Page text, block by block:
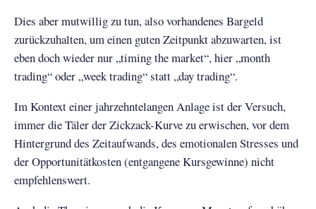
Dies aber mutwillig zu tun, also vorhandenes Bargeld
zurückzuhalten, um einen guten Zeitpunkt abzuwarten, ist
eben doch wieder nur „timing the market“, hier „month
trading“ oder „week trading“ statt „day trading“.
Im Kontext einer jahrzehntelangen Anlage ist der Versuch,
immer die Täler der Zickzack-Kurve zu erwischen, vor dem
Hintergrund des Zeitaufwands, des emotionalen Stresses und
der Opportunitätkosten (entgangene Kursgewinne) nicht
empfehlenswert.